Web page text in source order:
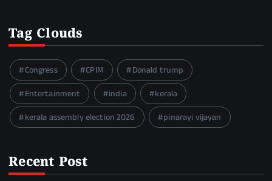
Tag Clouds
Congress CPIM
Donald trump
Entertainment
india
kerala
kerala assembly election 2026
pinarayi vijayan
Recent Post